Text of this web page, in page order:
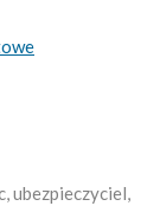
ubezpieczyciel,